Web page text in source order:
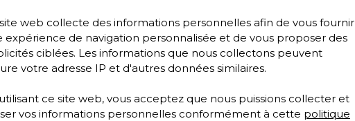
web collecte des informations personnelles afin de vous fournir
expérience de navigation personnalisée et de vous proposer des
ciblées. Les informations que nous collectons peuvent
votre adresse IP et d'autres données similaires.
ce site web, vous acceptez que nous puissions collecter et
vos informations personnelles conformément à cette politique